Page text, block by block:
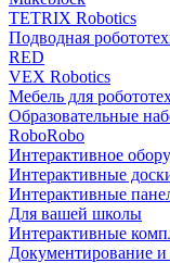
TETRIX Robotics
Подводная
RED
VEX Robotics
Мебель для
Образовательные
RoboRobo
Интерактивное
Интерактивные
Интерактивные
Для вашей школы
Интерактивные
Документирование